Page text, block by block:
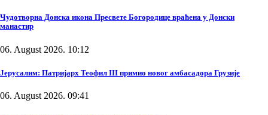
Чудотворна Донска икона Пресвете Богородице враћена у Донски
манастир
06. August 2026. 10:12
Јерусалим: Патријарх Теофил III примио новог амбасадора Грузије
06. August 2026. 09:41